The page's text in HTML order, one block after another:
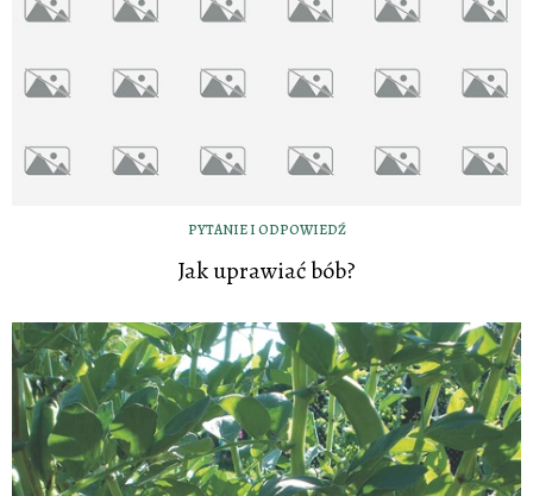
PYTANIE I ODPOWIEDŹ
Jak uprawiać bób?